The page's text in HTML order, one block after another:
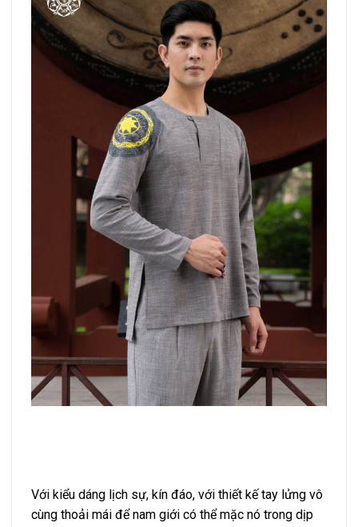
Với kiểu dáng lịch sự, kín đáo, với thiết kế tay lửng vô
cùng thoải mái để nam giới có thể mặc nó trong dịp